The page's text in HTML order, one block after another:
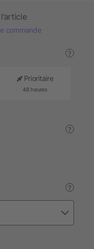
commande
?
Prioritaire
48 heures
?
?